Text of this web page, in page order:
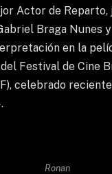
Actor de Reparto,
Braga Nunes
en la
Festival de Cine
celebrado
Ronan